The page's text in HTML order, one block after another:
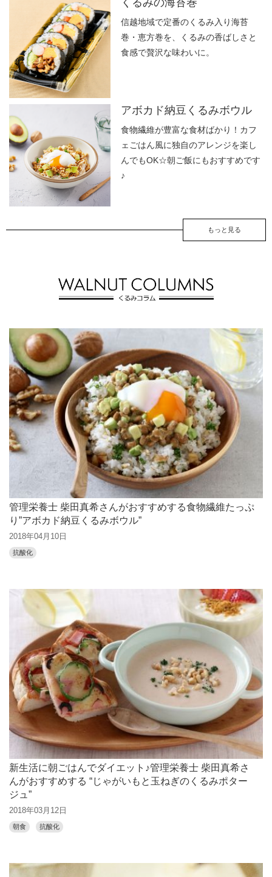
くるみの海苔巻
信越地域で定番のくるみ入り海苔
巻・恵方巻を、くるみの香ばしさと
食感で贅沢な味わいに。
アボカド納豆くるみボウル
食物繊維が豊富な食材ばかり！カフ
ェごはん風に独自のアレンジを楽し
んでもOK☆朝ご飯にもおすすめです
♪
もっと見る
管理栄養士 柴田真希さんがおすすめする食物繊維たっぷ
り”アボカド納豆くるみボウル”
2018年04月10日
抗酸化
新生活に朝ごはんでダイエット♪管理栄養士 柴田真希さ
んがおすすめする “じゃがいもと玉ねぎのくるみポター
ジュ”
2018年03月12日
朝食 抗酸化